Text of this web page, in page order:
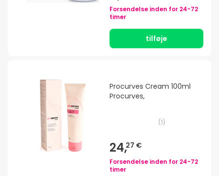
Forsendelse inden for 24-72
timer
tilføje
Procurves Cream 100ml
Procurves,
(1)
24,27 €
Forsendelse inden for 24-72
timer